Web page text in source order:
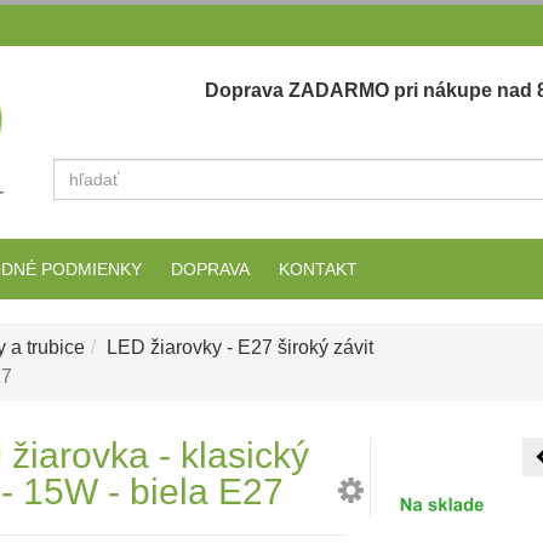
Doprava ZADARMO pri nákupe nad
Vyhľadať
PODMIENKY DOPRAVA KONTAKT
a trubice
LED žiarovky - E27 široký závit
žiarovka - klasický
15W - biela E27